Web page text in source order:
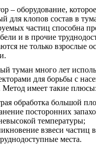
– оборудование,
для клопов состав в
частиц способна
и в прочие
не только взрослые
туман много лет
для борьбы с
Метод имеет такие плюсы:
обработка большой
посторонних
температуры;
взвеси частиц
места.